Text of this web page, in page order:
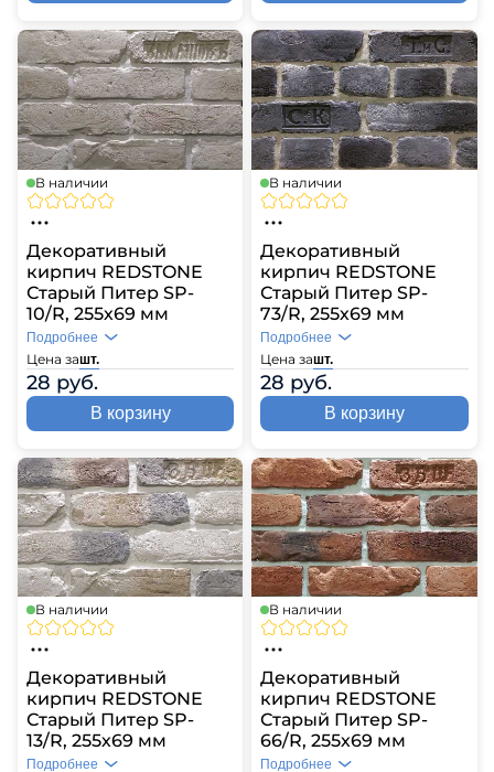
В наличии
Декоративный
кирпич REDSTONE
Старый Питер SP-
10/R, 255х69 мм
Цена зашт.
28 руб.
Подробнее
В корзину
В наличии
Декоративный
кирпич REDSTONE
Старый Питер SP-
73/R, 255х69 мм
Цена зашт.
28 руб.
Подробнее
В корзину
В наличии
Декоративный
кирпич REDSTONE
Старый Питер SP-
13/R, 255х69 мм
Подробнее
В наличии
Декоративный
кирпич REDSTONE
Старый Питер SP-
66/R, 255х69 мм
Подробнее